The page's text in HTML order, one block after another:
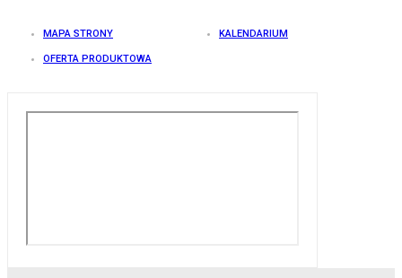
MAPA STRONY KALENDARIUM
OFERTA PRODUKTOWA